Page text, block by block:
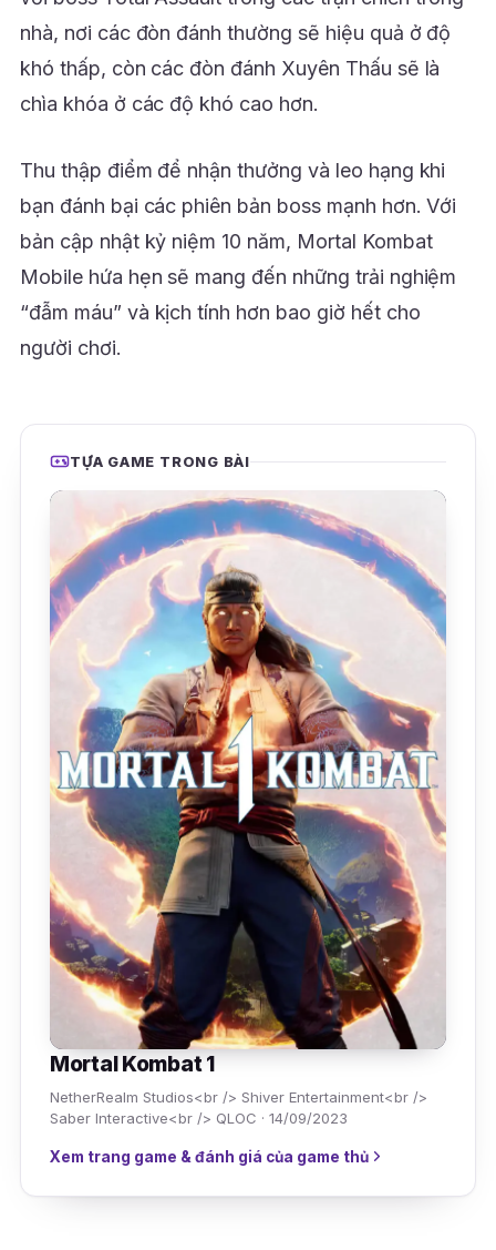
nhà, nơi các đòn đánh thường sẽ hiệu quả ở độ
khó thấp, còn các đòn đánh Xuyên Thấu sẽ là
chìa khóa ở các độ khó cao hơn.
Thu thập điểm để nhận thưởng và leo hạng khi
bạn đánh bại các phiên bản boss mạnh hơn. Với
bản cập nhật kỷ niệm 10 năm, Mortal Kombat
Mobile hứa hẹn sẽ mang đến những trải nghiệm
“đẫm máu” và kịch tính hơn bao giờ hết cho
người chơi.
TỰA GAME TRONG BÀI
Mortal Kombat 1
NetherRealm Studios<br /> Shiver Entertainment<br />
Saber Interactive<br /> QLOC · 14/09/2023
Xem trang game & đánh giá của game thủ